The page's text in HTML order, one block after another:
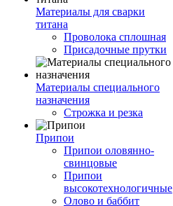
Материалы для сварки
титана
Проволока сплошная
Присадочные прутки
Материалы специального
назначения
Строжка и резка
Припои
Припои оловянно-
свинцовые
Припои
высокотехнологичные
Олово и баббит